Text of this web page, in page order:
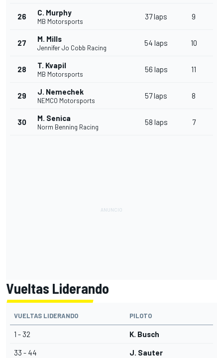
26 C. Murphy
MB Motorsports
37 laps 9
27 M. Mills
Jennifer Jo Cobb Racing
54 laps 10
28 T. Kvapil
MB Motorsports
56 laps 11
29 J. Nemechek
NEMCO Motorsports
57 laps 8
30 M. Senica
Norm Benning Racing
58 laps 7
Vueltas Liderando
VUELTAS LIDERANDO PILOTO
1 - 32 K. Busch
33 - 44 J. Sauter